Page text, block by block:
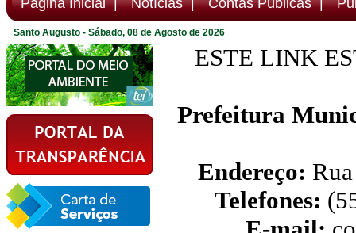
Página Inicial | Notícias | Contas Públicas |
Santo Augusto - Sábado, 08 de Agosto de 2026
ESTE LINK
Prefeitura
Endereço:
Telefones: